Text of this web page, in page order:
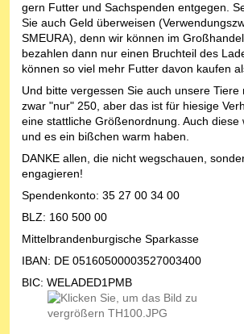
gern Futter und Sachspenden entgegen.
Sie auch Geld überweisen
SMEURA), denn wir können im
bezahlen dann nur einen Bruchteil des
können so viel mehr Futter davon kaufen
Und bitte vergessen Sie auch unsere Tiere
zwar "nur" 250, aber das ist für hiesige
eine stattliche Größenordnung. Auch diese
und es ein bißchen warm haben.
DANKE allen, die nicht wegschauen,
engagieren!
Spendenkonto: 35 27 00 34 00
BLZ: 160 500 00
Mittelbrandenburgische Sparkasse
IBAN: DE 05160500003527003400
BIC: WELADED1PMB